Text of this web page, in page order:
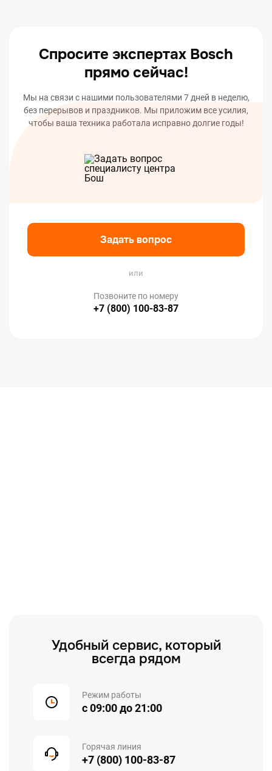
Спросите экспертах Bosch
прямо сейчас!
Мы на связи с нашими пользователями 7 дней в неделю,
без перерывов и праздников. Мы приложим все усилия,
чтобы ваша техника работала исправно долгие годы!
Задать вопрос
или
Позвоните по номеру
+7 (800) 100-83-87
Удобный сервис, который
всегда рядом
Режим работы
с 09:00 до 21:00
Горячая линия
+7 (800) 100-83-87